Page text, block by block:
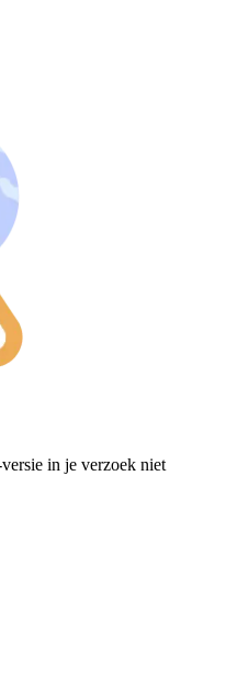
in je verzoek niet